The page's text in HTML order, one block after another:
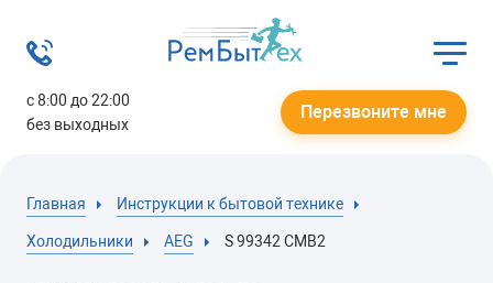
с 8:00 до 22:00
без выходных
Перезвоните мне
Главная Инструкции к бытовой технике
Холодильники AEG S 99342 CMB2